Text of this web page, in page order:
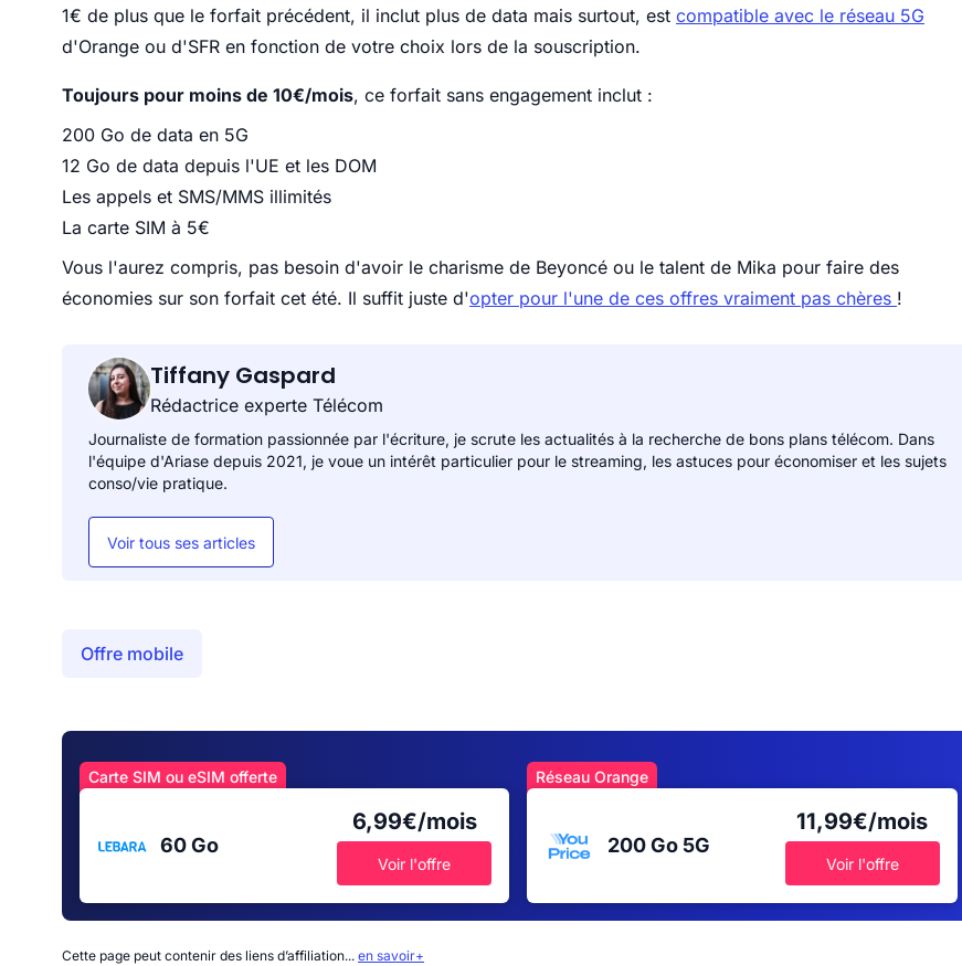
1€ de plus que le forfait précédent, il inclut plus de data mais surtout, est compatible avec le réseau 5G
d'Orange ou d'SFR en fonction de votre choix lors de la souscription.
Toujours pour moins de 10€/mois, ce forfait sans engagement inclut :
200 Go de data en 5G
12 Go de data depuis l'UE et les DOM
Les appels et SMS/MMS illimités
La carte SIM à 5€
Vous l'aurez compris, pas besoin d'avoir le charisme de Beyoncé ou le talent de Mika pour faire des
économies sur son forfait cet été. Il suffit juste d'opter pour l'une de ces offres vraiment pas chères !
Tiffany Gaspard
Rédactrice experte Télécom
Journaliste de formation passionnée par l'écriture, je scrute les actualités à la recherche de bons plans télécom. Dans
l'équipe d'Ariase depuis 2021, je voue un intérêt particulier pour le streaming, les astuces pour économiser et les sujets
conso/vie pratique.
Voir tous ses articles
Offre mobile
Carte SIM ou eSIM offerte
60 Go
6,99€/mois
Voir l'offre
Réseau Orange
200 Go 5G
11,99€/mois
Voir l'offre
Cette page peut contenir des liens d’affiliation... en savoir+